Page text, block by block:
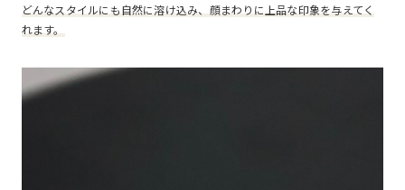
どんなスタイルにも自然に溶け込み、顔まわりに上品な印象を与えてく
れます。